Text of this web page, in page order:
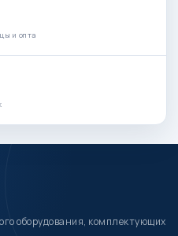
и опта
оборудования, комплектующих